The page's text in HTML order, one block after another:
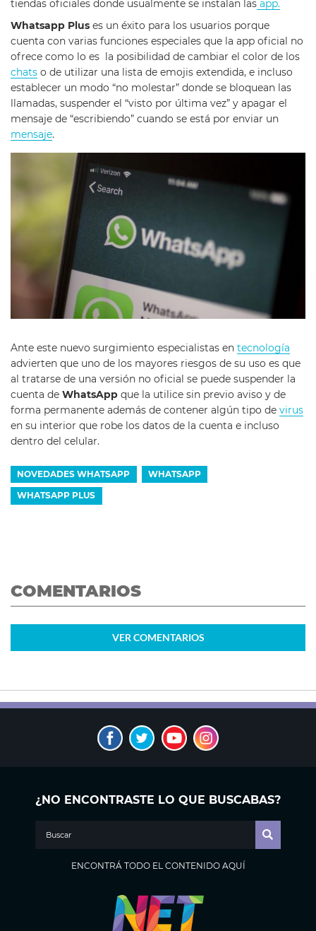
tiendas oficiales donde usualmente se instalan las app.
Whatsapp Plus es un éxito para los usuarios porque
cuenta con varias funciones especiales que la app oficial no
ofrece como lo es la posibilidad de cambiar el color de los
chats o de utilizar una lista de emojis extendida, e incluso
establecer un modo “no molestar” donde se bloquean las
llamadas, suspender el “visto por última vez” y apagar el
mensaje de “escribiendo” cuando se está por enviar un
mensaje.
Ante este nuevo surgimiento especialistas en tecnología
advierten que uno de los mayores riesgos de su uso es que
al tratarse de una versión no oficial se puede suspender la
cuenta de WhatsApp que la utilice sin previo aviso y de
forma permanente además de contener algún tipo de virus
en su interior que robe los datos de la cuenta e incluso
dentro del celular.
NOVEDADES WHATSAPP WHATSAPP
WHATSAPP PLUS
COMENTARIOS
VER COMENTARIOS
¿NO ENCONTRASTE LO QUE BUSCABAS?
ENCONTRÁ TODO EL CONTENIDO AQUÍ